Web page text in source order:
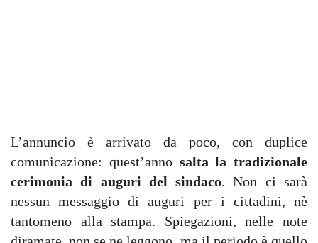
L’annuncio è arrivato da poco, con duplice
comunicazione: quest’anno salta la tradizionale
cerimonia di auguri del sindaco. Non ci sarà
nessun messaggio di auguri per i cittadini, nè
tantomeno alla stampa. Spiegazioni, nelle note